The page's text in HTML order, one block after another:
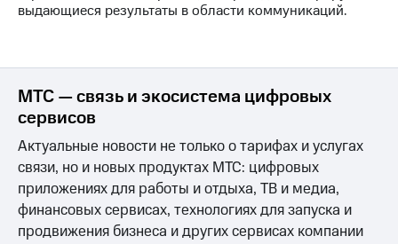
выдающиеся результаты в области коммуникаций.
МТС — связь и экосистема цифровых
сервисов
Актуальные новости не только о тарифах и услугах
связи, но и новых продуктах МТС: цифровых
приложениях для работы и отдыха, ТВ и медиа,
финансовых сервисах, технологиях для запуска и
продвижения бизнеса и других сервисах компании